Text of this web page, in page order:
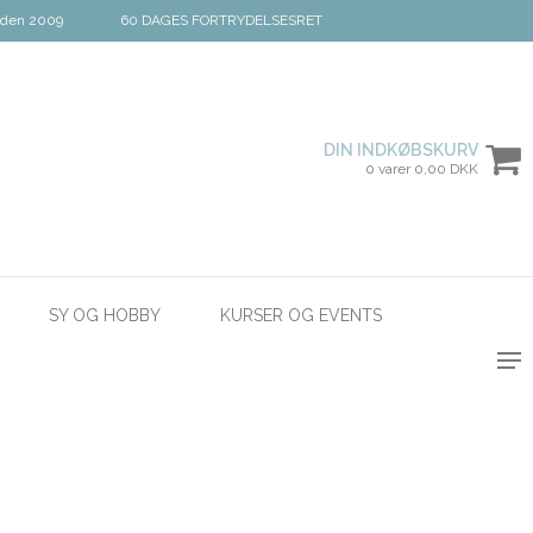
2009 60 DAGES FORTRYDELSESRET
DIN INDKØBSKURV
0 varer 0,00 DKK
SY OG HOBBY KURSER OG EVENTS